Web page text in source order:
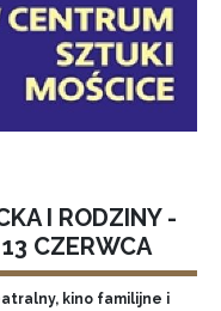
I RODZINY -
CZERWCA
kino familijne i